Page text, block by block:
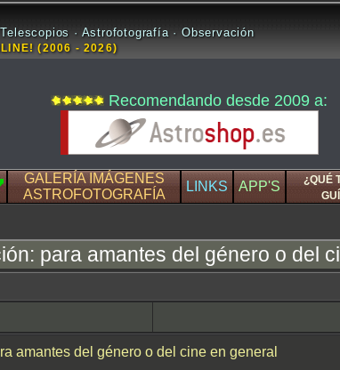
· Astrofotografía · Observación
(2006 - 2026)
Recomendando desde 2009 a:
GALERÍA IMÁGENES
ASTROFOTOGRAFÍA
LINKS APP'S
¿QUÉ
para amantes del género o del
amantes del género o del cine en general